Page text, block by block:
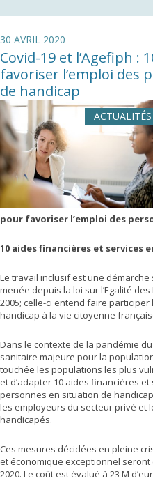
30 AVRIL 2020
Covid-19 et l’Agefiph :
favoriser l’emploi des
de handicap
ACTUALITÉS
pour favoriser l’emploi des
10 aides financières et services
Le travail inclusif est une
menée depuis la loi sur l’Egalité
2005; celle-ci entend faire
handicap à la vie citoyenne
Dans le contexte de la pandémie
sanitaire majeure pour la
touchée les populations les plus
et d’adapter 10 aides financières
personnes en situation de
les employeurs du secteur privé et
handicapés.
Ces mesures décidées en pleine
et économique exceptionnel seront
2020. Le coût est évalué à 23 M